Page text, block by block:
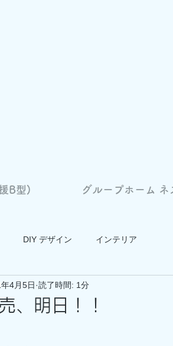
B型) グループホーム
DIY デザイン インテリア
、明日！！
4月5日 読了時間: 1分